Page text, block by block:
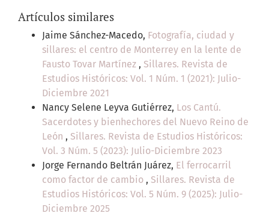
Artículos similares
Jaime Sánchez-Macedo, Fotografía, ciudad y
sillares: el centro de Monterrey en la lente de
Fausto Tovar Martínez , Sillares. Revista de
Estudios Históricos: Vol. 1 Núm. 1 (2021): Julio-
Diciembre 2021
Nancy Selene Leyva Gutiérrez, Los Cantú.
Sacerdotes y bienhechores del Nuevo Reino de
León , Sillares. Revista de Estudios Históricos:
Vol. 3 Núm. 5 (2023): Julio-Diciembre 2023
Jorge Fernando Beltrán Juárez, El ferrocarril
como factor de cambio , Sillares. Revista de
Estudios Históricos: Vol. 5 Núm. 9 (2025): Julio-
Diciembre 2025